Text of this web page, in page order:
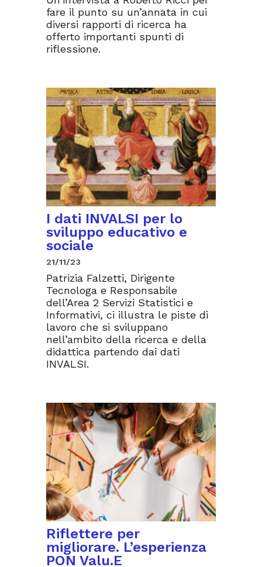
fare il punto su un’annata in cui
diversi rapporti di ricerca ha
offerto importanti spunti di
riflessione.
I dati INVALSI per lo
sviluppo educativo e
sociale
21/11/23
Patrizia Falzetti, Dirigente
Tecnologa e Responsabile
dell’Area 2 Servizi Statistici e
Informativi, ci illustra le piste di
lavoro che si sviluppano
nell’ambito della ricerca e della
didattica partendo dai dati
INVALSI.
Riflettere per
migliorare. L’esperienza
PON Valu.E